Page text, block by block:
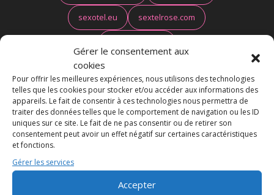
Gérer le consentement aux
cookies
Pour offrir les meilleures expériences, nous utilisons des technologies
telles que les cookies pour stocker et/ou accéder aux informations des
appareils. Le fait de consentir à ces technologies nous permettra de
traiter des données telles que le comportement de navigation ou les ID
uniques sur ce site. Le fait de ne pas consentir ou de retirer son
consentement peut avoir un effet négatif sur certaines caractéristiques
et fonctions.
Gérer les services
Accepter
sexotel.eu sextelrose.com
Service réservé aux personnes majeures — 0,60€/min
depuis un poste fixe, et ou mobile - Numéro non
géographique